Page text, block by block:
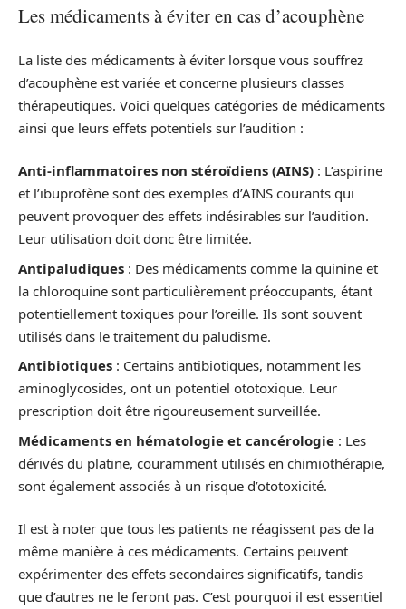
Les médicaments à éviter en cas d’acouphène
La liste des médicaments à éviter lorsque vous souffrez
d’acouphène est variée et concerne plusieurs classes
thérapeutiques. Voici quelques catégories de médicaments
ainsi que leurs effets potentiels sur l’audition :
Anti-inflammatoires non stéroïdiens (AINS) : L’aspirine
et l’ibuprofène sont des exemples d’AINS courants qui
peuvent provoquer des effets indésirables sur l’audition.
Leur utilisation doit donc être limitée.
Antipaludiques : Des médicaments comme la quinine et
la chloroquine sont particulièrement préoccupants, étant
potentiellement toxiques pour l’oreille. Ils sont souvent
utilisés dans le traitement du paludisme.
Antibiotiques : Certains antibiotiques, notamment les
aminoglycosides, ont un potentiel ototoxique. Leur
prescription doit être rigoureusement surveillée.
Médicaments en hématologie et cancérologie : Les
dérivés du platine, couramment utilisés en chimiothérapie,
sont également associés à un risque d’ototoxicité.
Il est à noter que tous les patients ne réagissent pas de la
même manière à ces médicaments. Certains peuvent
expérimenter des effets secondaires significatifs, tandis
que d’autres ne le feront pas. C’est pourquoi il est essentiel